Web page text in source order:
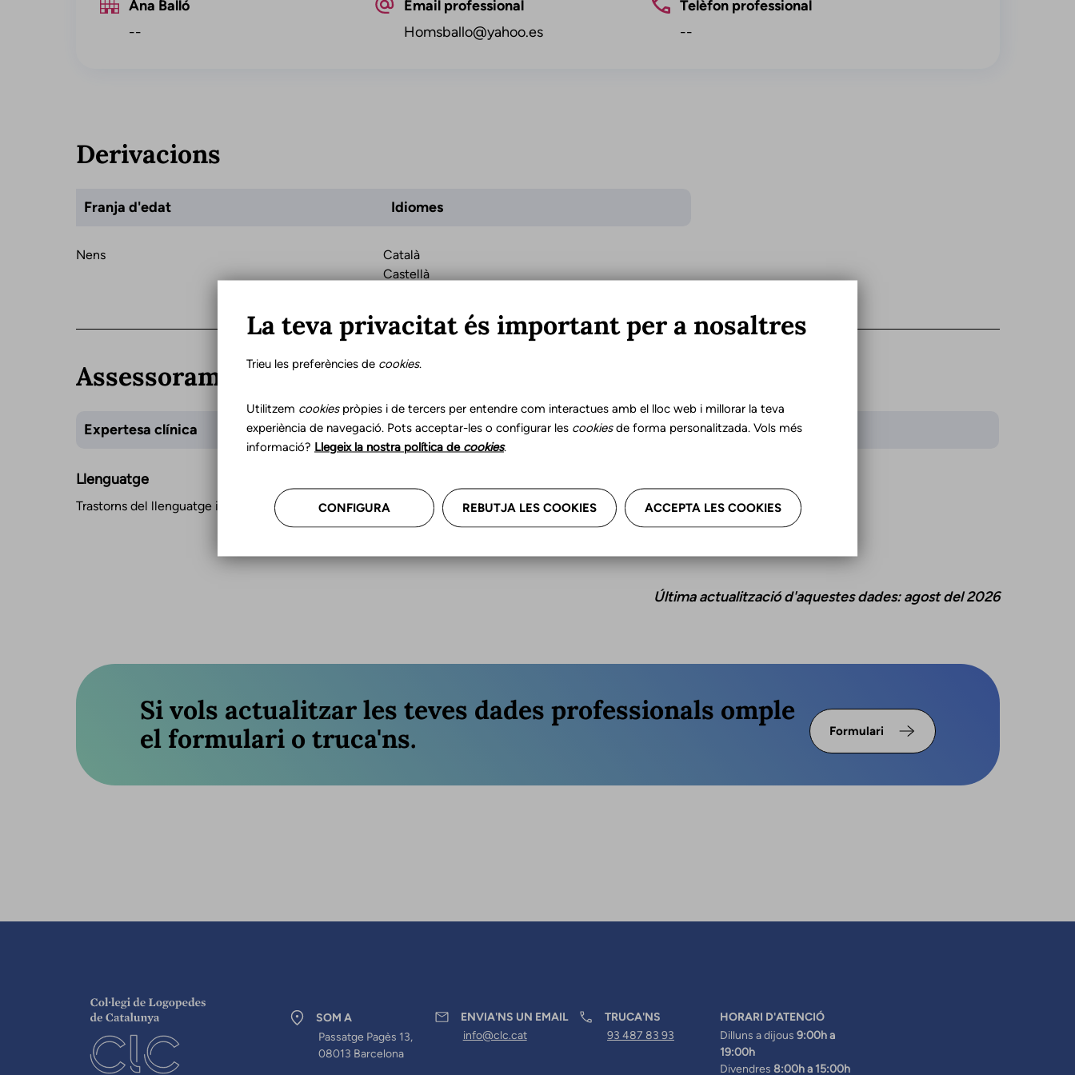
Ana Balló
--
Email professional
Homsballo@yahoo.es
Telèfon professional
--
Derivacions
Franja d'edat
Nens
Idiomes
Català
Castellà
Assessorament
Expertesa clínica
Llenguatge
Trastorns del llenguatge infantil
Franja d'edat Idiomes
Última actualització d'aquestes dades: agost del 2026
Si vols actualitzar les teves dades professionals omple
el formulari o truca'ns.
Formulari
SOM A
Passatge Pagès 13,
08013 Barcelona
ENVIA'NS UN EMAIL
info@clc.cat
TRUCA'NS
93 487 83 93
HORARI D'ATENCIÓ
Dilluns a dijous 9:00h a
19:00h
Divendres 8:00h a 15:00h
La teva privacitat és important per a nosaltres
Trieu les preferències de cookies.
Utilitzem cookiespròpies i de tercers per entendre com interactues amb el lloc web i millorar la teva
experiència de navegació. Pots acceptar-les o configurar les cookiesde forma personalitzada. Vols més
informació? Llegeix la nostra política de cookies.
CONFIGURA REBUTJA LES COOKIES ACCEPTA LES COOKIES